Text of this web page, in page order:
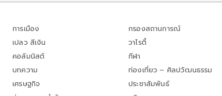
การเมือง
เปลว สีเงิน
คอลัมนิสต์
บทความ
เศรษฐกิจ
กรองสถานการณ์
วาไรตี้
กีฬา
ท่องเที่ยว – ศิลปวัฒนธรรม
ประชาสัมพันธ์